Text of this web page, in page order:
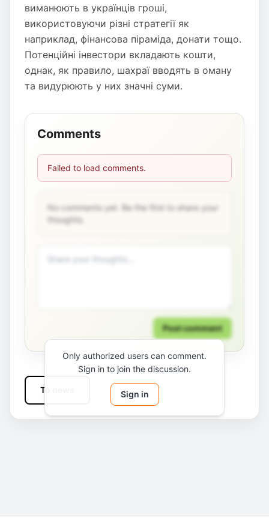
виманюють в українців гроші,
використовуючи різні стратегії як
наприклад, фінансова піраміда, донати тощо.
Потенційні інвестори вкладають кошти,
однак, як правило, шахраї вводять в оману
та видурюють у них значні суми.
Comments
Failed to load comments.
No comments yet. Be the first to share your
thoughts.
Post comment
Only authorized users can comment.
Sign in to join the discussion.
Sign in
To news